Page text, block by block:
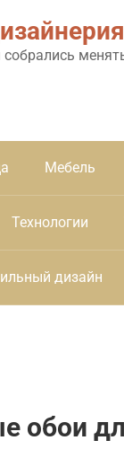
Мебель
Технологии
дизайн
обои